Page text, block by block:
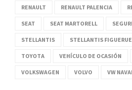
RENAULT RENAULT PALENCIA
SEAT SEAT MARTORELL
STELLANTIS STELLANTIS
TOYOTA VEHÍCULO DE OCASIÓN
VOLKSWAGEN VOLVO VW